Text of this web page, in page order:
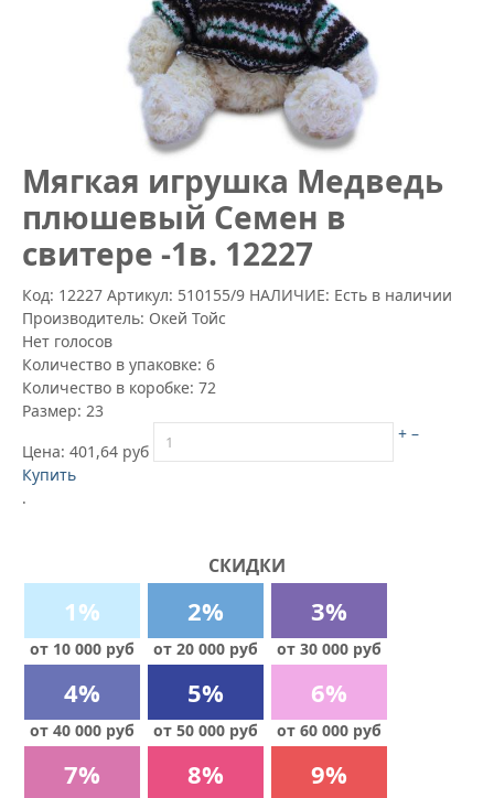
Mягкая игрушка Медведь
плюшевый Семен в
свитере -1в. 12227
Код: 12227 Артикул: 510155/9 НАЛИЧИЕ: Есть в наличии
Производитель: Окей Тойс
Нет голосов
Количество в упаковке: 6
Количество в коробке: 72
Размер: 23
Цена: 401,64 руб
+ –
Купить
.
СКИДКИ
1%
от 10 000 руб
2%
от 20 000 руб
3%
от 30 000 руб
4%
от 40 000 руб
5%
от 50 000 руб
6%
от 60 000 руб
7% 8% 9%